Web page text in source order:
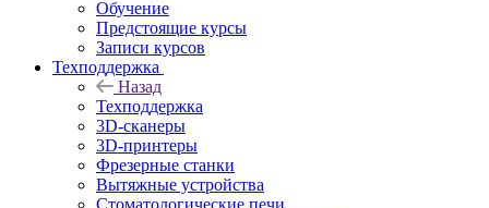
Обучение
Предстоящие курсы
Записи курсов
Техподдержка
Назад
Техподдержка
3D-сканеры
3D-принтеры
Фрезерные станки
Вытяжные устройства
Стоматологические печи